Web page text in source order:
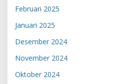
Februari 2025
Januari 2025
Desember 2024
November 2024
Oktober 2024